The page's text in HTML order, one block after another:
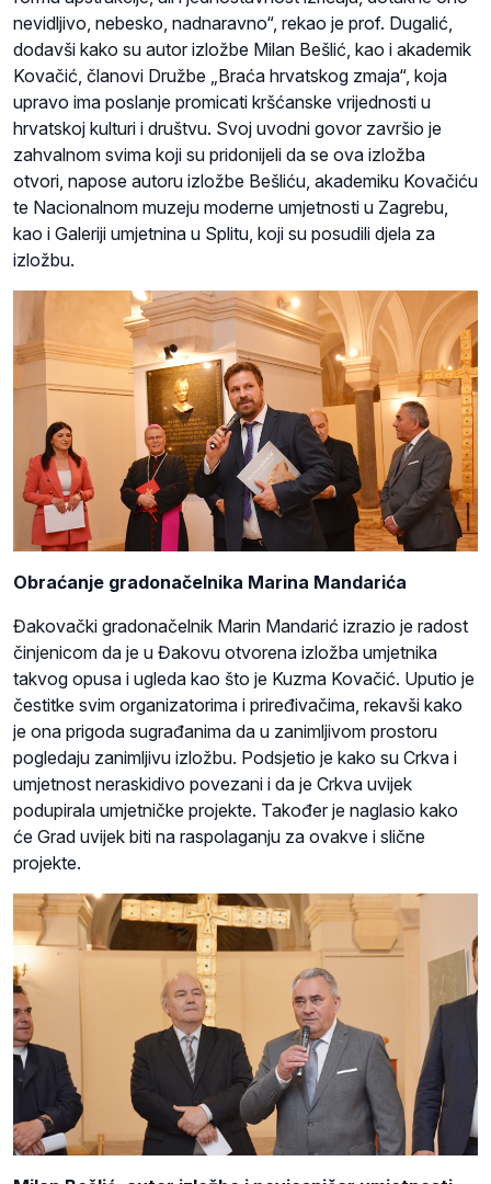
nevidljivo, nebesko, nadnaravno“, rekao je prof. Dugalić,
dodavši kako su autor izložbe Milan Bešlić, kao i akademik
Kovačić, članovi Družbe „Braća hrvatskog zmaja“, koja
upravo ima poslanje promicati kršćanske vrijednosti u
hrvatskoj kulturi i društvu. Svoj uvodni govor završio je
zahvalnom svima koji su pridonijeli da se ova izložba
otvori, napose autoru izložbe Bešliću, akademiku Kovačiću
te Nacionalnom muzeju moderne umjetnosti u Zagrebu,
kao i Galeriji umjetnina u Splitu, koji su posudili djela za
izložbu.
Obraćanje gradonačelnika Marina Mandarića
Đakovački gradonačelnik Marin Mandarić izrazio je radost
činjenicom da je u Đakovu otvorena izložba umjetnika
takvog opusa i ugleda kao što je Kuzma Kovačić. Uputio je
čestitke svim organizatorima i priređivačima, rekavši kako
je ona prigoda sugrađanima da u zanimljivom prostoru
pogledaju zanimljivu izložbu. Podsjetio je kako su Crkva i
umjetnost neraskidivo povezani i da je Crkva uvijek
podupirala umjetničke projekte. Također je naglasio kako
će Grad uvijek biti na raspolaganju za ovakve i slične
projekte.